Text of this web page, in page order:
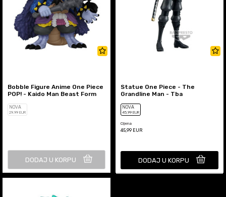
Bobble Figure Anime One Piece
POP! - Kaido Man Beast Form
NOVA
29,99 EUR
DODAJ U KORPU
Statue One Piece - The
Grandline Man - Tba
NOVA
45,99 EUR
Cijena
45,99 EUR
DODAJ U KORPU